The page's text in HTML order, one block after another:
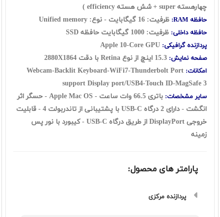
چهارهسته super + شش هسته efficiency )
حافظه RAM: ظرفیت: 16 گيگابايت - نوع: Unified memory
حافظه داخلی: ظرفیت: 1000 گيگابايت حافظه SSD
پردازنده گرافیکی: Apple 10-Core GPU
صفحه نمایش:
امکانات: Webcam-Backlit Keyboard-WiFi7-Thunderbolt Port
support Display port/USB4-Touch ID-MagSafe 3
سایر مشخصات:
باتری 66.5 وات ساعت - Apple Mac OS - حسگر اثر
انگشت -
دارای 2 درگاه USB-C با پشتیبانی از تاندربولت 4 - قابلیت
خروجی DisplayPort از طریق درگاه USB-C - کیبورد با نور پس
زمینه
پارامتر های محصول:
پردازنده مرکزی